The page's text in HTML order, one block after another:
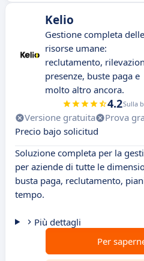
Kelio
Gestione completa delle
risorse umane:
reclutamento,
presenze, buste paga e
molto altro ancora.
4.2Sulla
Versione gratuita Prova
Precio bajo solicitud
Soluzione completa per la
per aziende di tutte le
busta paga, reclutamento,
tempo.
Più dettagli
Per